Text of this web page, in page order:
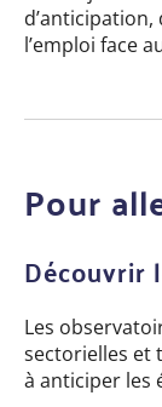
l’emploi face
Pour
Découvrir
Les
sectorielles et
à anticiper les